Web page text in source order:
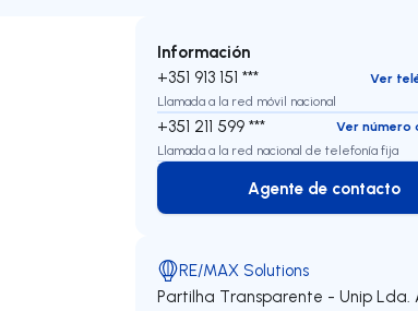
Información
+351 913 151 ***
Ver
Llamada a la red móvil nacional
+351 211 599 ***
Ver número
Llamada a la red nacional de telefonía fija
Agente de
Agente de contacto
RE/MAX Solutions
Partilha Transparente - Unip Lda.